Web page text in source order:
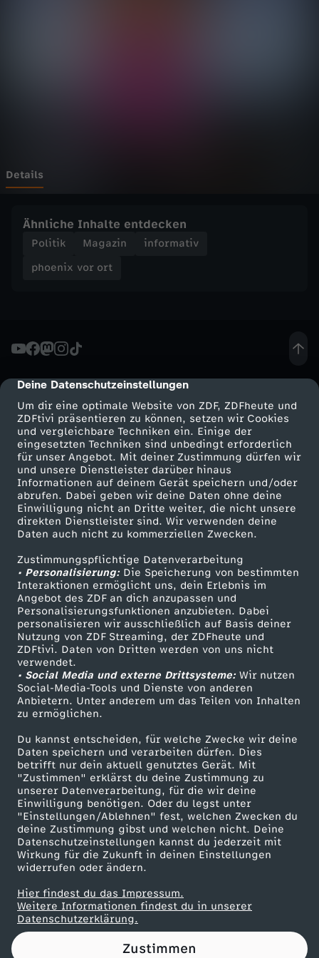
cmp-dialog-description
Deine Datenschutzeinstellungen
Um dir eine optimale Website von ZDF, ZDFheute und
ZDFtivi präsentieren zu können, setzen wir Cookies
und vergleichbare Techniken ein. Einige der
eingesetzten Techniken sind unbedingt erforderlich
für unser Angebot. Mit deiner Zustimmung dürfen wir
und unsere Dienstleister darüber hinaus
Informationen auf deinem Gerät speichern und/oder
abrufen. Dabei geben wir deine Daten ohne deine
Einwilligung nicht an Dritte weiter, die nicht unsere
direkten Dienstleister sind. Wir verwenden deine
Daten auch nicht zu kommerziellen Zwecken.
Zustimmungspflichtige Datenverarbeitung
• Personalisierung:Die Speicherung von bestimmten
Interaktionen ermöglicht uns, dein Erlebnis im
Angebot des ZDF an dich anzupassen und
Personalisierungsfunktionen anzubieten. Dabei
personalisieren wir ausschließlich auf Basis deiner
Nutzung von ZDF Streaming, der ZDFheute und
ZDFtivi. Daten von Dritten werden von uns nicht
verwendet.
• Social Media und externe Drittsysteme:Wir nutzen
Social-Media-Tools und Dienste von anderen
Anbietern. Unter anderem um das Teilen von Inhalten
zu ermöglichen.
Du kannst entscheiden, für welche Zwecke wir deine
Daten speichern und verarbeiten dürfen. Dies
betrifft nur dein aktuell genutztes Gerät. Mit
"Zustimmen" erklärst du deine Zustimmung zu
unserer Datenverarbeitung, für die wir deine
Einwilligung benötigen. Oder du legst unter
"Einstellungen/Ablehnen" fest, welchen Zwecken du
deine Zustimmung gibst und welchen nicht. Deine
Datenschutzeinstellungen kannst du jederzeit mit
Wirkung für die Zukunft in deinen Einstellungen
widerrufen oder ändern.
Hier findest du das Impressum.
Weitere Informationen findest du in unserer
Datenschutzerklärung.
Zustimmen
t
R
e
B
u
n
d
e
s
k
a
n
z
l
e
r
F
r
i
e
Details
Ähnliche Inhalte entdecken
Politik Magazin
informativ
phoenix vor ort
Mehr ZDF
ZDF-Apps
Smart TV
ZDFtext
Livestreams
Sendungen A-Z
TV-Programm
Service
ZDFmitreden
Kontakt zum ZDF
Tickets
Zuschauerservice
Hilfe
ZDF Unternehmen
Karriere
ZDF goes Schule
Werbefernsehen
Mainzelmännchen
Partner